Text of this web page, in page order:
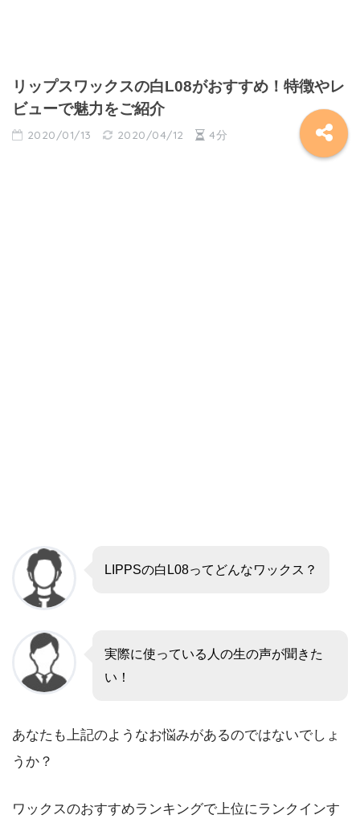
リップスワックスの白L08がおすすめ！特徴やレ
ビューで魅力をご紹介
2020/01/13 2020/04/12 4分
LIPPSの白L08ってどんなワックス？
実際に使っている人の生の声が聞きた
い！
あなたも上記のようなお悩みがあるのではないでしょ
うか？
ワックスのおすすめランキングで上位にランクインす